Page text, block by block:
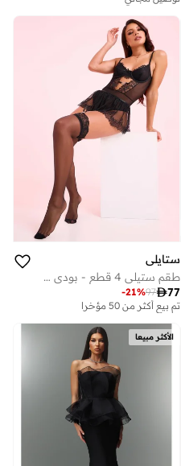
ستايلي
طقم ستيلي 4 قطع - بودي سوت دانتيل، تنورة، حمالات وجوارب فخذ عالية
77
97
-21%
تم بيع أكثر من 50 مؤخرا
الأكثر مبيعا